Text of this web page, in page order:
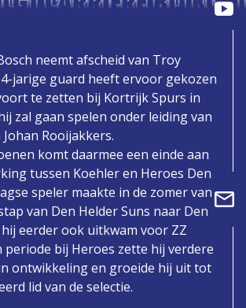
neemt afscheid van Troy
jarige guard heeft ervoor gekozen
te zetten bij Kortrijk Spurs in
zal gaan spelen onder leiding van
Rooijakkers.
komt daarmee een einde aan
tussen Koehler en Heroes Den
speler maakte in de zomer van
van Den Helder Suns naar Den
eerder ook uitkwam voor ZZ
periode bij Heroes zette hij verdere
ontwikkeling en groeide hij uit tot
lid van de selectie.